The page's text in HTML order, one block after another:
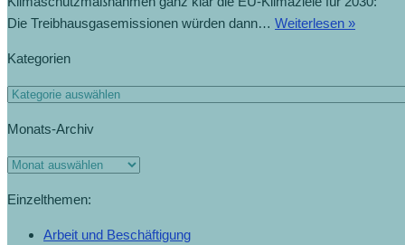
Die Treibhausgasemissionen würden dann… Weiterlesen »
Kategorien
Monats-Archiv
Einzelthemen:
Arbeit und Beschäftigung